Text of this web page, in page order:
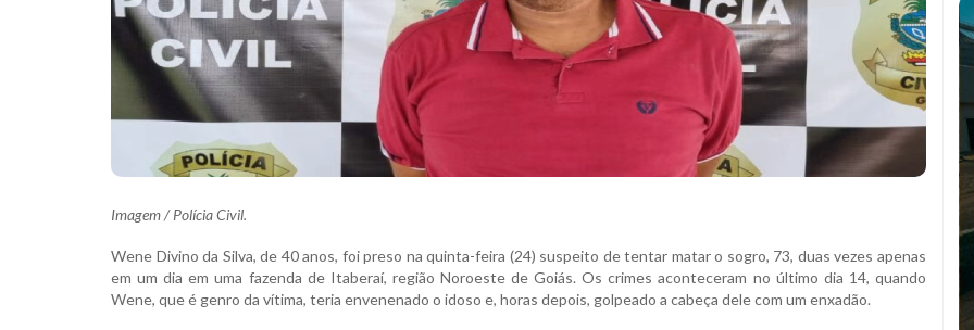
Imagem / Polícia Civil.
Wene Divino da Silva, de 40 anos, foi preso na quinta-feira (24) suspeito de tentar matar o sogro, 73, duas vezes apenas
em um dia em uma fazenda de Itaberaí, região Noroeste de Goiás. Os crimes aconteceram no último dia 14, quando
Wene, que é genro da vítima, teria envenenado o idoso e, horas depois, golpeado a cabeça dele com um enxadão.